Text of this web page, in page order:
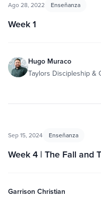
Ago 28, 2022 Enseñanza
Week 1
Hugo Muraco
Taylors Discipleship &
Sep 15, 2024 Enseñanza
Week 4 | The Fall and
Garrison Christian